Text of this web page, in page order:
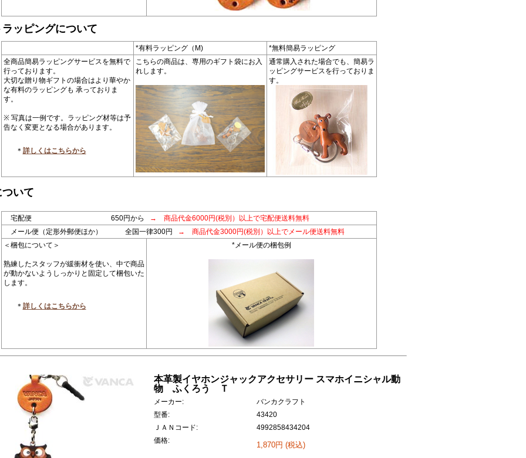
ッピングについて
*有料ラッピング（M)
*無料簡易ラッピング
全商品簡易ラッピングサービスを無料で
行っております。
大切な贈り物ギフトの場合はより華やか
な有料のラッピングも 承っておりま
す。
※ 写真は一例です。ラッピング材等は予
告なく変更となる場合があります。
＊ 詳しくはこちらから
こちらの商品は、専用のギフト袋にお入
れします。
通常購入された場合でも、簡易ラ
ッピングサービスを行っておりま
す。
いて
宅配便 650円から
→ 商品代金6000円(税別）以上で宅配便送料無料
メール便（定形外郵便ほか） 全国一律300円
→ 商品代金3000円(税別）以上でメール便送料無料
＜梱包について＞
熟練したスタッフが緩衝材を使い、中で商品
が動かないようしっかりと固定して梱包いた
します。
＊ 詳しくはこちらから
*メール便の梱包例
本革製イヤホンジャックアクセサリー スマホイニシャル動
物 ふくろう Ｔ
メーカー:
バンカクラフト
型番:
43420
ＪＡＮコード:
4992858434204
価格:
1,870円 (税込)